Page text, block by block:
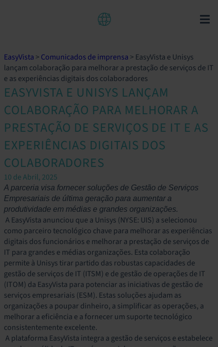
EasyVista > Comunicados de imprensa > EasyVista e Unisys
lançam colaboração para melhorar a prestação de serviços de IT
e as experiências digitais dos colaboradores
EASYVISTA E UNISYS LANÇAM
COLABORAÇÃO PARA MELHORAR A
PRESTAÇÃO DE SERVIÇOS DE IT E AS
EXPERIÊNCIAS DIGITAIS DOS
COLABORADORES
10 de Abril, 2025
A parceria visa fornecer soluções de Gestão de Serviços
Empresariais de última geração para aumentar a
produtividade em médias e grandes organizações.
A EasyVista anunciou que a Unisys (NYSE: UIS) a selecionou
como parceiro tecnológico chave para melhorar as experiências
digitais dos funcionários e melhorar a prestação de serviços de
IT para grandes e médias organizações. Esta colaboração
permite à Unisys tirar partido das robustas capacidades de
gestão de serviços de IT (ITSM) e de gestão de operações de IT
(ITOM) da EasyVista para potenciar as iniciativas de gestão de
serviços empresariais (ESM). Estas soluções ajudam as
organizações a poupar dinheiro, a simplificar as operações, a
melhorar a eficiência e a fornecer um suporte tecnológico
consistentemente excelente.
A plataforma EasyVista integra a gestão de serviços e estabelece